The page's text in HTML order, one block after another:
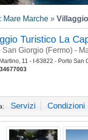
Mare Marche»
Turistico La
San Giorgio (Fermo) -
11 - I-63822 - Porto San
Servizi Condizioni